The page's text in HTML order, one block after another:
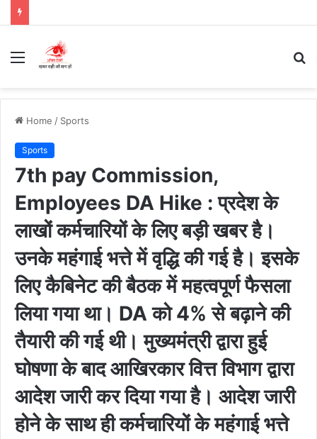
Menu
Home / Sports
Sports
7th pay Commission,
Employees DA Hike : प्रदेश के
लाखों कर्मचारियों के लिए बड़ी खबर है।
उनके महंगाई भत्ते में वृद्धि की गई है। इसके
लिए कैबिनेट की बैठक में महत्वपूर्ण फैसला
लिया गया था। DA को 4% से बढ़ाने की
तैयारी की गई थी। मुख्यमंत्री द्वारा हुई
घोषणा के बाद आखिरकार वित्त विभाग द्वारा
आदेश जारी कर दिया गया है। आदेश जारी
होने के साथ ही कर्मचारियों के महंगाई भत्ते